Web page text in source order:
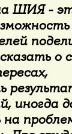
ШИЯ -
о
иногда